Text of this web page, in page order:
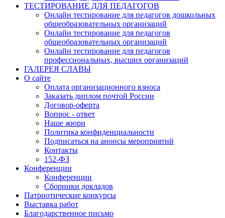
ТЕСТИРОВАНИЕ ДЛЯ ПЕДАГОГОВ
Онлайн тестирование для педагогов дошкольных
общеобразовательных организаций
Онлайн тестирование для педагогов
общеобразовательных организаций
Онлайн тестирование для педагогов
профессиональных, высших организаций
ГАЛЕРЕЯ СЛАВЫ
О сайте
Оплата организационного взноса
Заказать диплом почтой России
Договор-оферта
Вопрос - ответ
Наше жюри
Политика конфиденциальности
Подписаться на анонсы мероприятий
Контакты
152-ФЗ
Конференции
Конференции
Сборники докладов
Патриотические конкурсы
Выставка работ
Благодарственное письмо